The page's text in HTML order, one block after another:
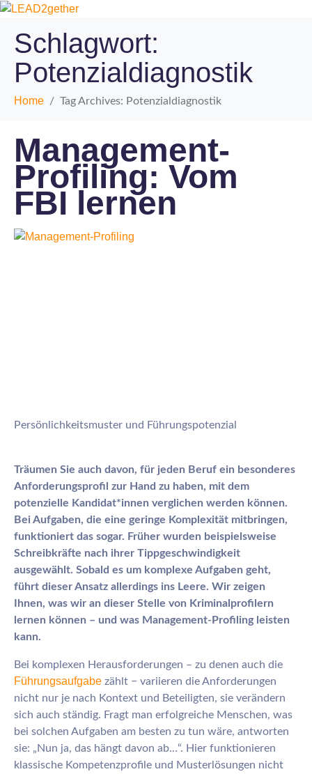
Schlagwort:
Potenzialdiagnostik
Home Tag Archives: Potenzialdiagnostik
Management-
Profiling: Vom
FBI lernen
Persönlichkeitsmuster und Führungspotenzial
Träumen Sie auch davon, für jeden Beruf ein besonderes
Anforderungsprofil zur Hand zu haben, mit dem
potenzielle Kandidat*innen verglichen werden können.
Bei Aufgaben, die eine geringe Komplexität mitbringen,
funktioniert das sogar. Früher wurden beispielsweise
Schreibkräfte nach ihrer Tippgeschwindigkeit
ausgewählt. Sobald es um komplexe Aufgaben geht,
führt dieser Ansatz allerdings ins Leere. Wir zeigen
Ihnen, was wir an dieser Stelle von Kriminalprofilern
lernen können – und was Management-Profiling leisten
kann.
Bei komplexen Herausforderungen – zu denen auch die
Führungsaufgabe zählt − variieren die Anforderungen
nicht nur je nach Kontext und Beteiligten, sie verändern
sich auch ständig. Fragt man erfolgreiche Menschen, was
bei solchen Aufgaben am besten zu tun wäre, antworten
sie: „Nun ja, das hängt davon ab…“. Hier funktionieren
klassische Kompetenzprofile und Musterlösungen nicht